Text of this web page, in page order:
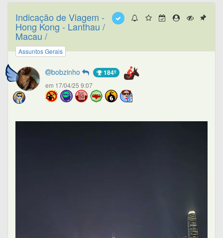
Indicação de Viagem -
Hong Kong - Lanthau /
Macau /
Assuntos Gerais
bobzinho 184º
em 17/04/25 9:07